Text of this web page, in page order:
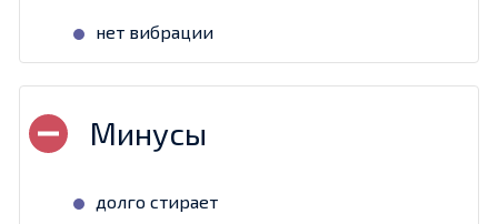
нет вибрации
долго стирает